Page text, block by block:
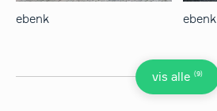
vis alle (9)
ebenk